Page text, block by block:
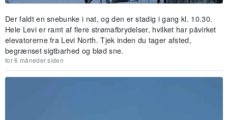
Der faldt en snebunke i nat, og den er stadig i gang kl. 10.30.
Hele Levi er ramt af flere strømafbrydelser, hvilket har påvirket
elevatorerne fra Levi North. Tjek inden du tager afsted,
begrænset sigtbarhed og blød sne.
for 6 måneder siden